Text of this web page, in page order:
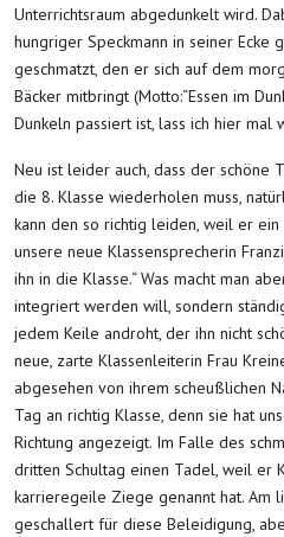
Unterrichtsraum abgedunkelt wird.
hungriger Speckmann in seiner Ecke
geschmatzt, den er sich auf dem
Bäcker mitbringt (Motto:“Essen im
Dunkeln passiert ist, lass ich hier mal
Neu ist leider auch, dass der schöne
die 8. Klasse wiederholen muss,
kann den so richtig leiden, weil er
unsere neue Klassensprecherin
ihn in die Klasse.“ Was macht man
integriert werden will, sondern
jedem Keile androht, der ihn nicht
neue, zarte Klassenleiterin Frau
abgesehen von ihrem scheußlichen
Tag an richtig Klasse, denn sie hat
Richtung angezeigt. Im Falle des
dritten Schultag einen Tadel, weil er
karrieregeile Ziege genannt hat. Am
geschallert für diese Beleidigung,